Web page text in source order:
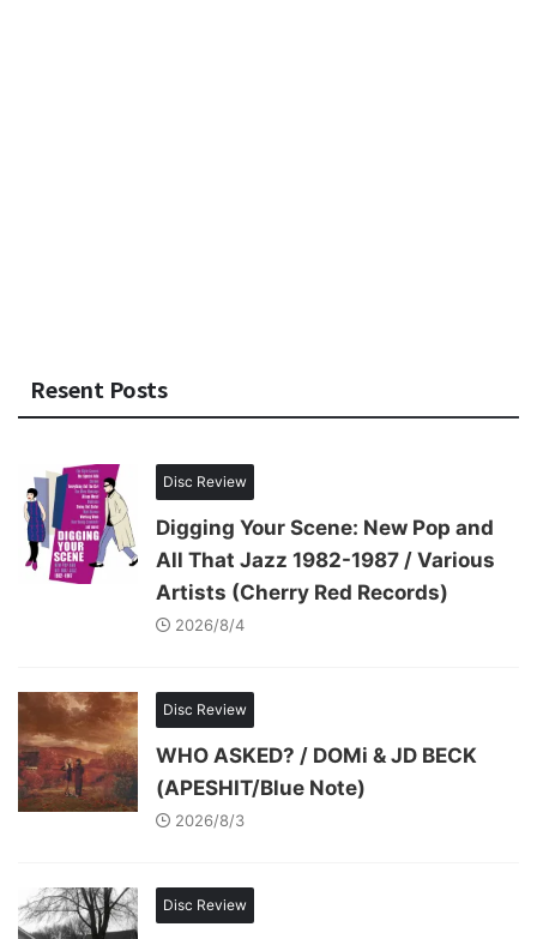
Resent Posts
Disc Review
Digging Your Scene: New Pop and
All That Jazz 1982-1987 / Various
Artists (Cherry Red Records)
2026/8/4
Disc Review
WHO ASKED? / DOMi & JD BECK
(APESHIT/Blue Note)
2026/8/3
Disc Review